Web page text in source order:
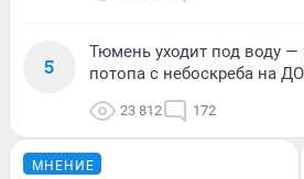
5
Тюмень уходит под воду
потопа с небоскреба на
23 812 172
МНЕНИЕ